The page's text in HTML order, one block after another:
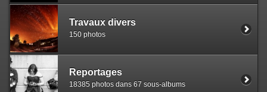
Travaux divers
150 photos
Reportages
18385 photos dans 67 sous-albums